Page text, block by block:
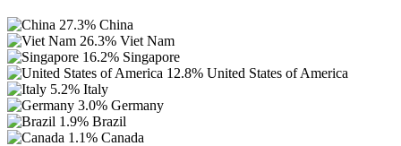
27.3% China
26.3% Viet Nam
16.2% Singapore
12.8% United States of America
5.2% Italy
3.0% Germany
1.9% Brazil
1.1% Canada